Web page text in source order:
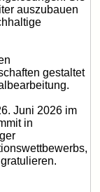
auszubauen
gestaltet
Juni 2026 im
in